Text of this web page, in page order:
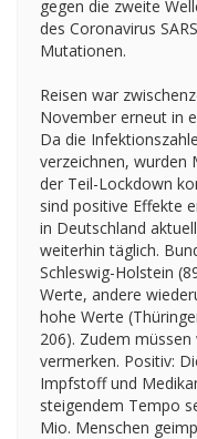
gegen die zweite
des Coronavirus
Mutationen.
Reisen war
November erneut in
Da die
verzeichnen, wurden
der Teil-Lockdown
sind positive Effekte
in Deutschland
weiterhin täglich.
Schleswig-Holstein
Werte, andere
hohe Werte
206). Zudem
vermerken. Positiv:
Impfstoff und
steigendem Tempo
Mio. Menschen